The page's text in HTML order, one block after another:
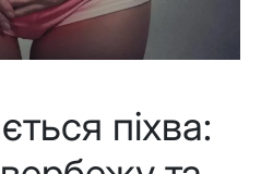
піхва: